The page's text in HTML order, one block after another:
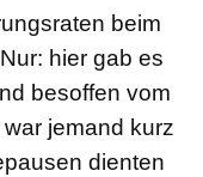
beim
hier gab es
besoffen vom
jemand kurz
dienten